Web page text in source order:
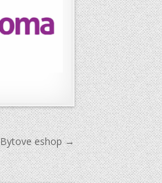
Bytove eshop →